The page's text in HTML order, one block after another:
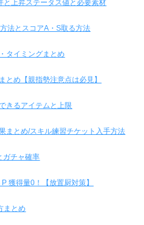
と上昇ステータス値と必要素材
法とスコアA・S取る方法
タイミングまとめ
とめ【親指勢注意点は必見】
きるアイテムと上限
まとめ/スキル練習チケット入手方法
ガチャ確率
獲得量0！【放置厨対策】
まとめ